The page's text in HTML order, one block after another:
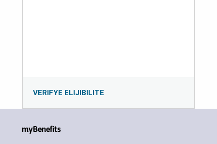
VERIFYE ELIJIBILITE
myBenefits